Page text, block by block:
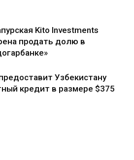
Kito Investments
продать долю в
Узбекистану
кредит в размере $375